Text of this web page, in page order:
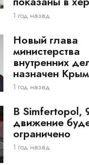
1 год назад
Новый глава
министерства
внутренних
назначен
1 год назад
В Simfertopol,
движение
ограничено
1 год назад